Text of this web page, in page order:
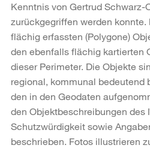
Kenntnis von Gertrud Schwarz-
zurückgegriffen werden konnte.
flächig erfassten (Polygone)
den ebenfalls flächig kartierten
dieser Perimeter. Die Objekte
regional, kommunal bedeutend
den in den Geodaten
den Objektbeschreibungen des
Schutzwürdigkeit sowie
beschrieben. Fotos illustrieren